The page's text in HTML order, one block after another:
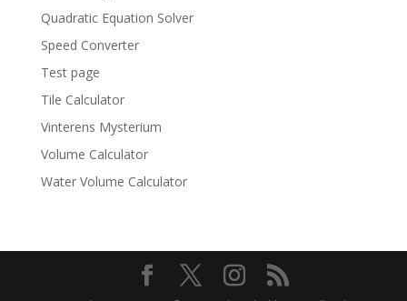
Quadratic Equation Solver
Speed Converter
Test page
Tile Calculator
Vinterens Mysterium
Volume Calculator
Water Volume Calculator